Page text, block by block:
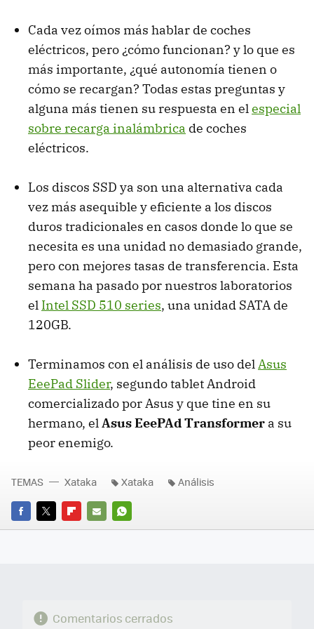
Cada vez oímos más hablar de coches
eléctricos, pero ¿cómo funcionan? y lo que es
más importante, ¿qué autonomía tienen o
cómo se recargan? Todas estas preguntas y
alguna más tienen su respuesta en elespecial
sobre recarga inalámbrica de coches
eléctricos.
Los discos SSD ya son una alternativa cada
vez más asequible y eficiente a los discos
duros tradicionales en casos donde lo que se
necesita es una unidad no demasiado grande,
pero con mejores tasas de transferencia. Esta
semana ha pasado por nuestros laboratorios
el Intel SSD 510 series, una unidad SATA de
120GB.
Terminamos con el análisis de uso delAsus
EeePad Slider, segundo tablet Android
comercializado por Asus y que tine en su
hermano, elAsus EeePAd Transformer a su
peor enemigo.
FACEBOOK
TWITTERFLIPBOARD
E-
WHATSAPP
TEMAS Xataka Xataka Análisis
Comentarios cerrados